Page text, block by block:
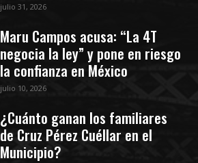
julio 31, 2026
Maru Campos acusa: “La 4T
negocia la ley” y pone en riesgo
la confianza en México
julio 10, 2026
¿Cuánto ganan los familiares
de Cruz Pérez Cuéllar en el
Municipio?